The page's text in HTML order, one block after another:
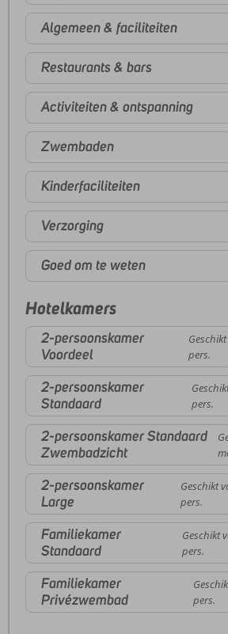
Algemeen & faciliteiten
Restaurants & bars
Activiteiten & ontspanning
Zwembaden
Kinderfaciliteiten
Verzorging
Goed om te weten
Hotelkamers
2-persoonskamer
Voordeel
pers.
2-persoonskamer
Standaard
pers.
2-persoonskamer Standaard
Zwembadzicht
2-persoonskamer
Large
Geschikt
pers.
Familiekamer
Standaard
Geschikt
pers.
Familiekamer
Privézwembad
pers.